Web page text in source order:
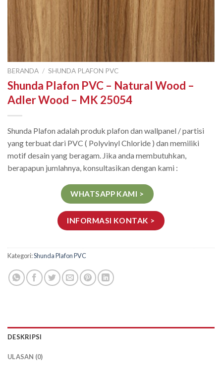
BERANDA / SHUNDA PLAFON PVC
Shunda Plafon PVC – Natural Wood –
Adler Wood – MK 25054
Shunda Plafon adalah produk plafon dan wallpanel / partisi
yang terbuat dari PVC ( Polyvinyl Chloride ) dan memiliki
motif desain yang beragam. Jika anda membutuhkan,
berapapun jumlahnya, konsultasikan dengan kami :
WHATSAPP KAMI >
INFORMASI KONTAK >
Kategori:Shunda Plafon PVC
DESKRIPSI
ULASAN (0)